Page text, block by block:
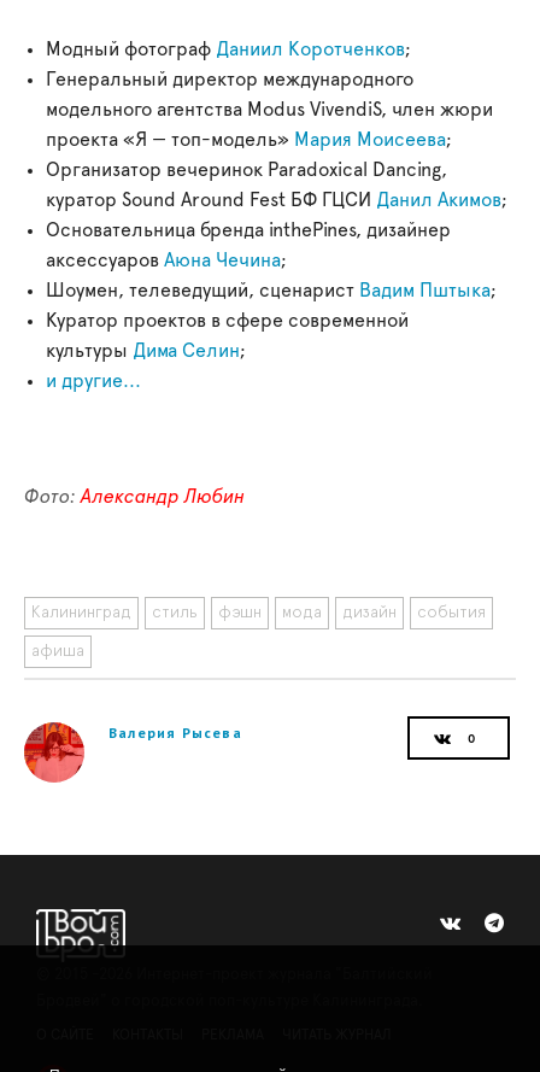
Модный фотограф Даниил Коротченков;
Генеральный директор международного
модельного агентства Modus VivendiS, член жюри
проекта «Я — топ-модель» Мария Моисеева;
Организатор вечеринок Paradoxical Dancing,
куратор Sound Around Fest БФ ГЦСИ Данил Акимов;
Основательница бренда inthePines, дизайнер
аксессуаров Аюна Чечина;
Шоумен, телеведущий, сценарист Вадим Пштыка;
Куратор проектов в сфере современной
культуры Дима Селин;
и другие...
Фото:Александр Любин
Калининград стиль фэшн мода дизайн события
афиша
Валерия Рысева